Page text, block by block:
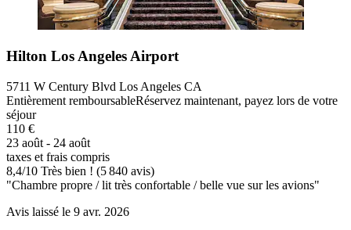
Hilton Los Angeles Airport
5711 W Century Blvd Los Angeles CA
Entièrement remboursableRéservez maintenant, payez lors de votre
séjour
110 €
23 août - 24 août
taxes et frais compris
8,4/10 Très bien ! (5 840 avis)
"Chambre propre / lit très confortable / belle vue sur les avions"
Avis laissé le 9 avr. 2026